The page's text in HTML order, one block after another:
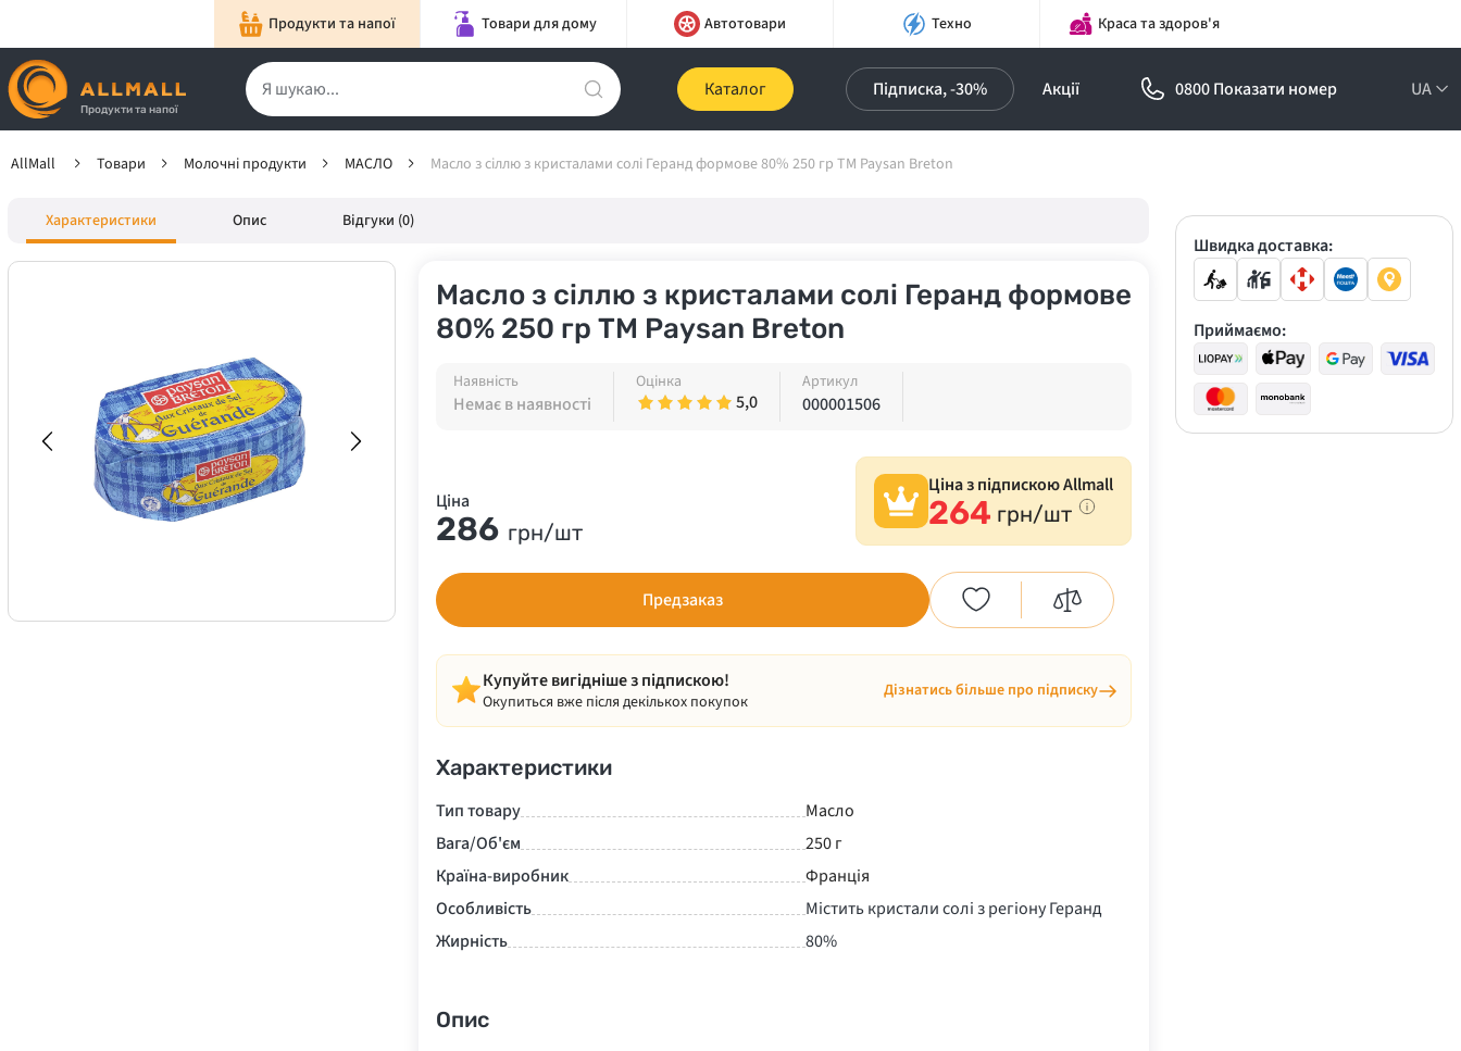
Продукти та напої Товари для дому Автотовари Техно Краса та здоров'я
Продукти та напої
Каталог Підписка, -30% Акції 0800 Показати номер UA
AllMall Товари Молочні продукти МАСЛО Масло з сіллю з кристалами солі Геранд формове 80% 250 гр ТМ Paysan Breton
Характеристики Опис Відгуки (0)
Масло з сіллю з кристалами солі Геранд формове
80% 250 гр ТМ Paysan Breton
Наявність
Немає в наявності
Оцінка
5,0
Артикул
000001506
Ціна
286 грн/шт
Ціна з підпискою Allmall
264 грн/шт
Предзаказ
Купуйте вигідніше з підпискою!
Окупиться вже після декількох покупок
Дізнатись більше про підписку
Характеристики
Тип товару
Масло
Вага/Об'єм
250 г
Країна-виробник
Франція
Особливість
Містить кристали солі з регіону Геранд
Жирність
80%
Опис
Знижки до -30%
Швидка доставка:
Приймаємо: